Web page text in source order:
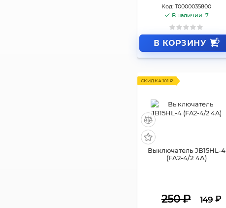
Код: Т0000035800
В наличии: 7
В КОРЗИНУ
СКИДКА 101 ₽
Выключатель JB15HL-4
(FA2-4/2 4A)
250₽ 149 ₽